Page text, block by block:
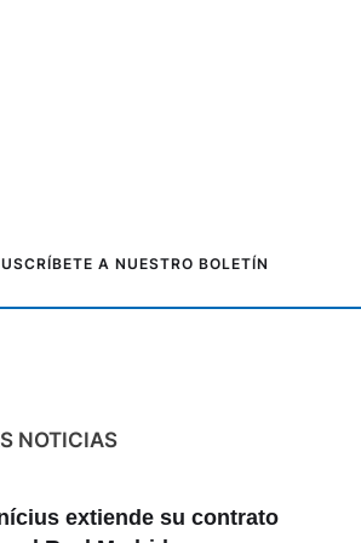
A NUESTRO BOLETÍN
NOTICIAS
extiende su contrato